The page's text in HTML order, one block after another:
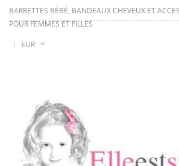
BARRETTES BÉBÉ, BANDEAUX CHEVEUX ET
POUR FEMMES ET FILLES
EUR